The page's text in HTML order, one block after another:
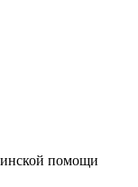
помощи